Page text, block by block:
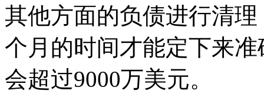
其他方面的负债进行清
个月的时间才能定下来
会超过9000万美元。